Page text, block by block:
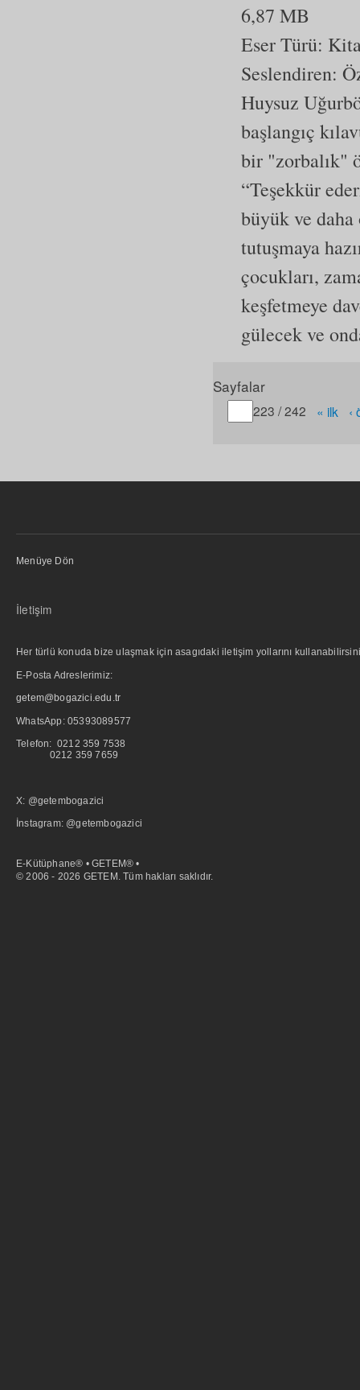
6,87 MB
Eser Türü:
Seslendiren:
Huysuz
başlangıç
bir "zorbalık"
“Teşekkür
büyük ve
tutuşmaya
çocukları,
keşfetmeye
gülecek ve
Sayfalar
Gitmek istediğiniz
223 / 242 « ilk ‹
Menüye Dön
İletişim
Her türlü konuda bize ulaşmak için asagıdaki iletişim yollarını
E-Posta Adreslerimiz:
getem@bogazici.edu.tr
WhatsApp: 05393089577
Telefon: 0212 359 7538
0212 359 7659
X: @getembogazici
İnstagram: @getembogazici
E-Kütüphane® • GETEM® •
© 2006 - 2026 GETEM. Tüm hakları saklıdır.